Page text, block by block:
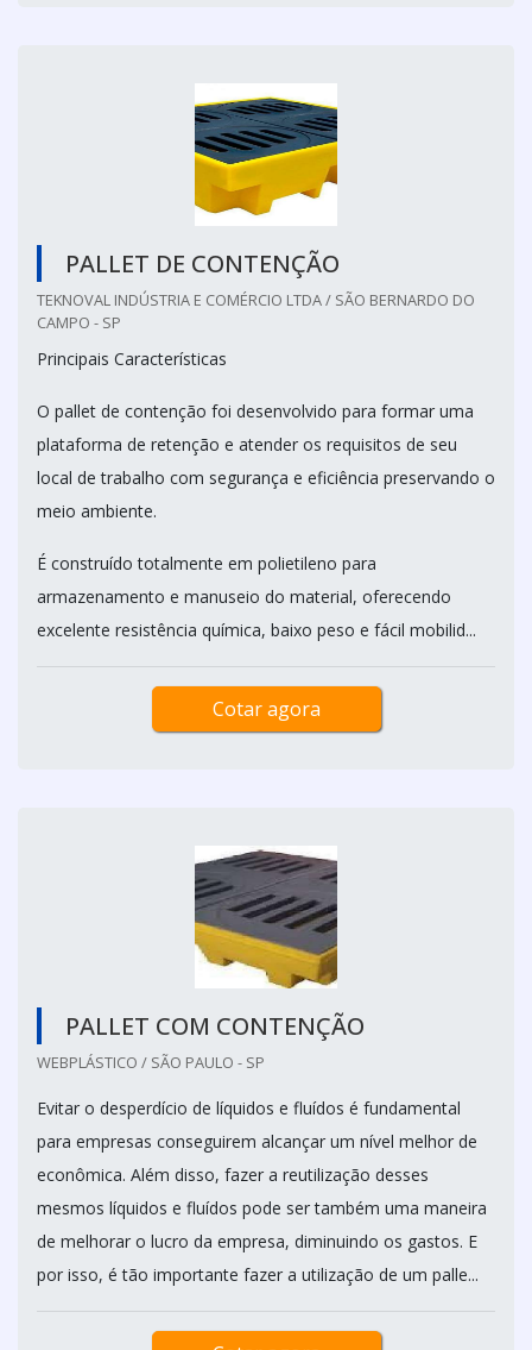
PALLET DE CONTENÇÃO
TEKNOVAL INDÚSTRIA E COMÉRCIO LTDA / SÃO BERNARDO DO
CAMPO - SP
Principais Características
O pallet de contenção foi desenvolvido para formar uma
plataforma de retenção e atender os requisitos de seu
local de trabalho com segurança e eficiência preservando o
meio ambiente.
É construído totalmente em polietileno para
armazenamento e manuseio do material, oferecendo
excelente resistência química, baixo peso e fácil mobilid...
Cotar agora
PALLET COM CONTENÇÃO
WEBPLÁSTICO / SÃO PAULO - SP
Evitar o desperdício de líquidos e fluídos é fundamental
para empresas conseguirem alcançar um nível melhor de
econômica. Além disso, fazer a reutilização desses
mesmos líquidos e fluídos pode ser também uma maneira
de melhorar o lucro da empresa, diminuindo os gastos. E
por isso, é tão importante fazer a utilização de um palle...